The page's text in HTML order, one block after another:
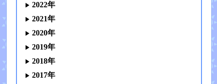
2022年
2021年
2020年
2019年
2018年
2017年